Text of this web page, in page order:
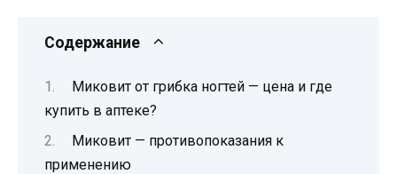
Содержание
Миковит от грибка ногтей — цена и где
купить в аптеке?
Миковит — противопоказания к
применению